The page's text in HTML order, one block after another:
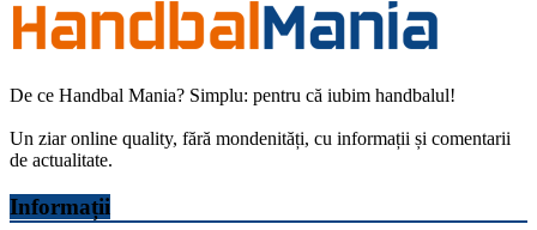
De ce Handbal Mania? Simplu: pentru că iubim handbalul!
Un ziar online quality, fără mondenități, cu informații și comentarii
de actualitate.
Informații